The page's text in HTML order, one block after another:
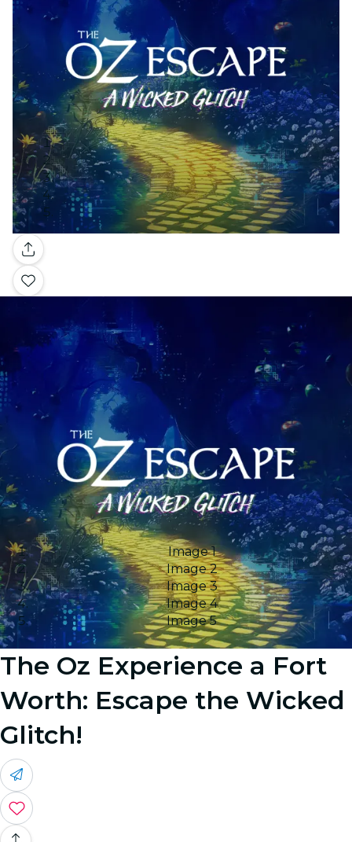
Galleria
Image 1
Image 2
Image 3
Image 4
Image 5
The Oz Experience a Fort
Worth: Escape the Wicked
Glitch!